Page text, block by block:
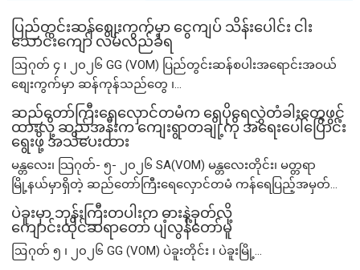
ပြည်တွင်းဆန်စျေးကွက်မှာ ငွေကျပ် သိန်းပေါင်း ငါး​
သောင်းကျော် လိမ်လည်ခံရ
ဩဂုတ် ၄ ၊ ၂၀၂၆ GG (VOM) ပြည်တွင်းဆန်စပါးအရောင်းအဝယ်
စျေးကွက်မှာ ဆန်ကုန်သည်တွေ ၊...
ဆည်တော်ကြီးရေလှောင်တမံက ရေပိုရေလွှဲတံခါးတွေဖွင့်
ထားလို့ ဆည်အနီးက ကျေးရွာတချို့ကို အရေးပေါ်ပြောင်း
ရွေးဖို့ အသိပေးထား
မန္တလေး၊ သြဂုတ်- ၅- ၂၀၂၆ SA(VOM) မန္တလေးတိုင်း၊ မတ္တရာ
မြို့နယ်မှာရှိတဲ့ ဆည်တော်ကြီးရေလှောင်တမံ ကန်ရေပြည့်အမှတ်...
ပဲခူးမှာ ဘုန်းကြီးတပါးက ဓားနဲ့ခုတ်လို့
ကျောင်းထိုင်ဆရာတော် ပျံလွန်တော်မူ
ဩဂုတ် ၅ ၊ ၂၀၂၆ GG (VOM) ပဲခူးတိုင်း ၊ ပဲခူးမြို့...